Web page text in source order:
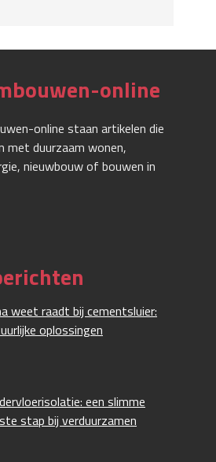
online
online staan artikelen die
met duurzaam wonen,
nieuwbouw of bouwen in
weet raadt bij cementsluier:
oplossingen
een slimme
stap bij verduurzamen